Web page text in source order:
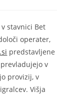
stavnici Bet
operater,
predstavljene
v
provizij, v
Višja